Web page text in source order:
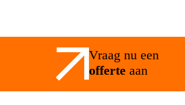
Vraag nu een
offerte aan